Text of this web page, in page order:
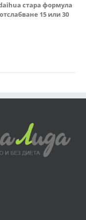
стара формула
15 или 30